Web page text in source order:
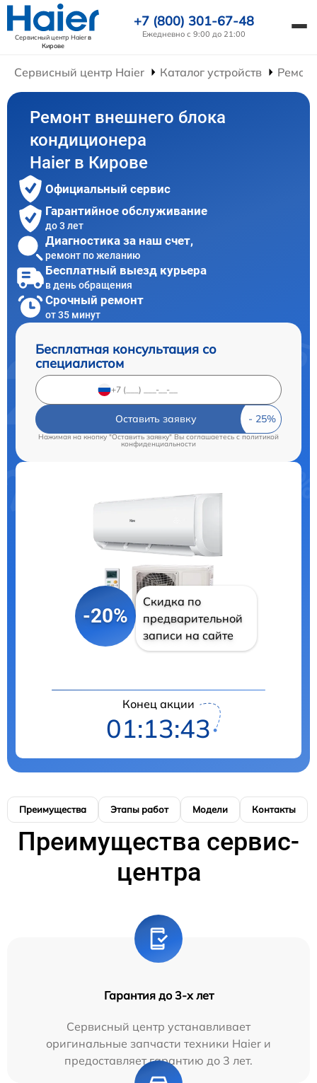
Сервисный центр Haierв
Кирове
+7 (800) 301-67-48
Ежедневно с 9:00 до 21:00
Сервисный центр Haier Каталог устройств
Ремонт внешнего блока
кондиционера
Haier в Кирове
Официальный сервис
Гарантийное обслуживание
до 3 лет
Диагностика за наш счет,
ремонт по желанию
Бесплатный выезд курьера
в день обращения
Срочный ремонт
от 35 минут
Бесплатная консультация со
специалистом
Оставить заявку
Нажимая на кнопку "Оставить заявку" Вы соглашаетесь cполитикой
конфиденциальности
-20%
Скидка по
предварительной
записи на сайте
Конец акции
01:13:42
Преимущества Этапы работ Модели Контакты
Преимущества сервис-
центра
Гарантия до 3-х лет
Сервисный центр устанавливает
оригинальные запчасти техники Haier и
предоставляет гарантию до 3 лет.